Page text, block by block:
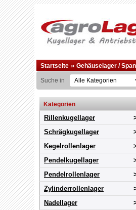
Startseite » Gehäuselager /
Suche in
Kategorien
Rillenkugellager
Schrägkugellager
Kegelrollenlager
Pendelkugellager
Pendelrollenlager
Zylinderrollenlager
Nadellager